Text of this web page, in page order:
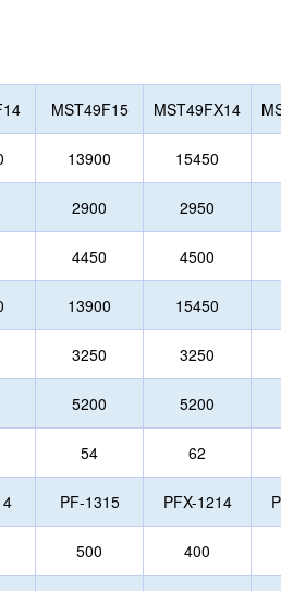
MST49F15 MST49FX14
13900 15450
2900 2950
4450 4500
13900 15450
3250 3250
5200 5200
54 62
PF-1315 PFX-1214
500 400